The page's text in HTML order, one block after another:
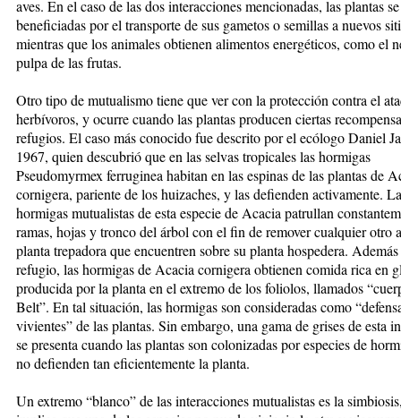
aves. En el caso de las dos interacciones mencionadas, las plantas
beneficiadas por el transporte de sus gametos o semillas a nuevos
mientras que los animales obtienen alimentos energéticos, como el
pulpa de las frutas.
Otro tipo de mutualismo tiene que ver con la protección contra el
herbívoros, y ocurre cuando las plantas producen ciertas
refugios. El caso más conocido fue descrito por el ecólogo Daniel
1967, quien descubrió que en las selvas tropicales las hormigas
Pseudomyrmex ferruginea habitan en las espinas de las plantas de
cornigera, pariente de los huizaches, y las defienden activamente.
hormigas mutualistas de esta especie de Acacia patrullan
ramas, hojas y tronco del árbol con el fin de remover cualquier otro
planta trepadora que encuentren sobre su planta hospedera.
refugio, las hormigas de Acacia cornigera obtienen comida rica en
producida por la planta en el extremo de los foliolos, llamados
Belt”. En tal situación, las hormigas son consideradas como
vivientes” de las plantas. Sin embargo, una gama de grises de esta
se presenta cuando las plantas son colonizadas por especies de
no defienden tan eficientemente la planta.
Un extremo “blanco” de las interacciones mutualistas es la